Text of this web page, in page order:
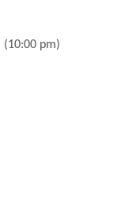
(10:00 pm)